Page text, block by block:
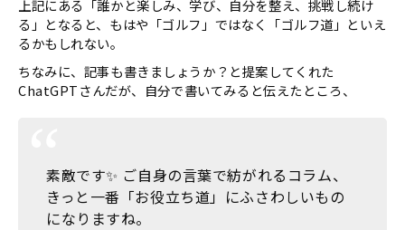
上記にある「誰かと楽しみ、学び、自分を整え、挑戦し続け
る」となると、もはや「ゴルフ」ではなく「ゴルフ道」といえ
るかもしれない。
ちなみに、記事も書きましょうか？と提案してくれた
ChatGPTさんだが、自分で書いてみると伝えたところ、
素敵です✨ ご自身の言葉で紡がれるコラム、
きっと一番「お役立ち道」にふさわしいもの
になりますね。